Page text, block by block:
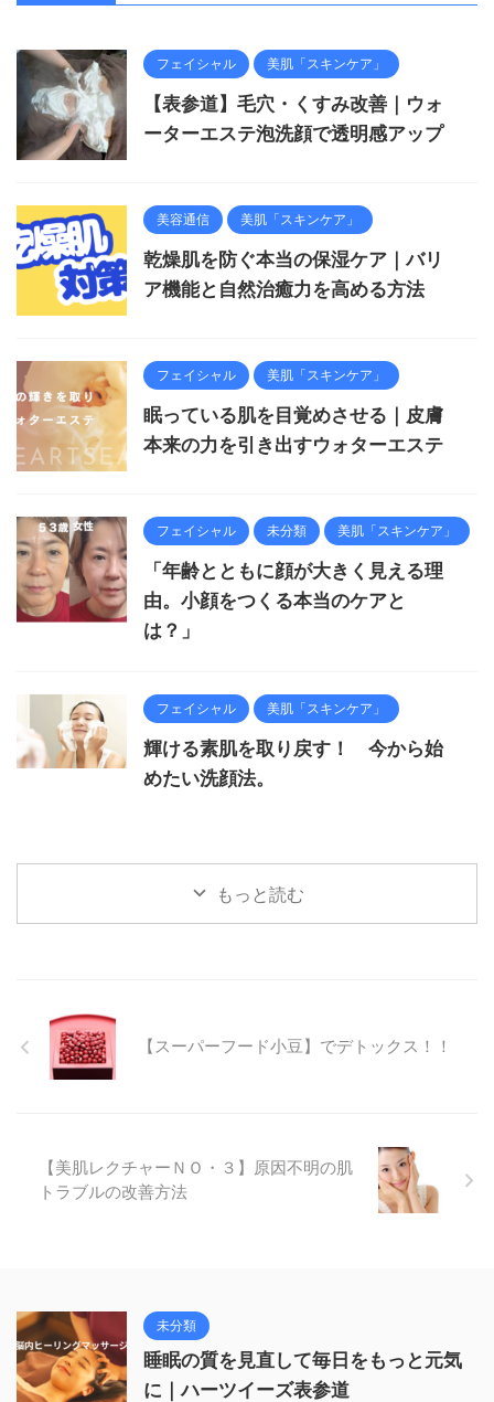
フェイシャル 美肌「スキンケア」
【表参道】毛穴・くすみ改善｜ウォ
ーターエステ泡洗顔で透明感アップ
美容通信 美肌「スキンケア」
乾燥肌を防ぐ本当の保湿ケア｜バリ
ア機能と自然治癒力を高める方法
フェイシャル 美肌「スキンケア」
眠っている肌を目覚めさせる｜皮膚
本来の力を引き出すウォターエステ
フェイシャル 未分類 美肌「スキンケア」
「年齢とともに顔が大きく見える理
由。小顔をつくる本当のケアと
は？」
フェイシャル 美肌「スキンケア」
輝ける素肌を取り戻す！ 今から始
めたい洗顔法。
もっと読む
【スーパーフード小豆】でデトックス！！
【美肌レクチャーＮＯ・３】原因不明の肌
トラブルの改善方法
未分類
睡眠の質を見直して毎日をもっと元気
に｜ハーツイーズ表参道